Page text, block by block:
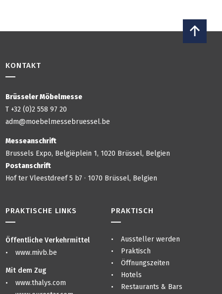
KONTAKT
Brüsseler Möbelmesse
T +32 (0)2 558 97 20
adm@moebelmessebruessel.be
Messeanschrift
Brussels Expo, Belgiëplein 1, 1020 Brüssel, Belgien
Postanschrift
Hof ter Vleestdreef 5 b7 · 1070 Brüssel, Belgien
PRAKTISCHE LINKS
Öffentliche Verkehrmittel
www.mivb.be
Mit dem Zug
www.thalys.com
PRAKTISCH
Aussteller werden
Praktisch
Öffnungszeiten
Hotels
Restaurants & Bars